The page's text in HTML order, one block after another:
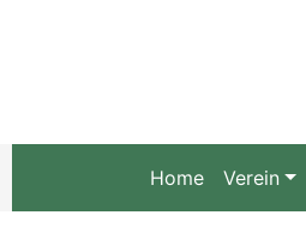
Home Verein